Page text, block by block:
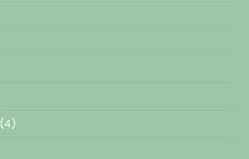
(4)